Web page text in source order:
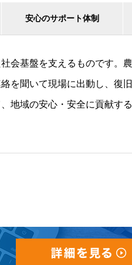
安心のサポート体制
会基盤を支えるものです。
を聞いて現場に出動し、復
地域の安心・安全に貢献す